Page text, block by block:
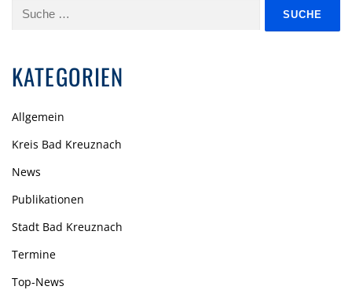
Suche
KATEGORIEN
Allgemein
Kreis Bad Kreuznach
News
Publikationen
Stadt Bad Kreuznach
Termine
Top-News